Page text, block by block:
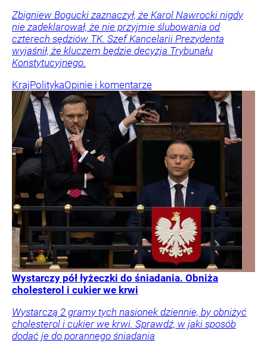
Zbigniew Bogucki zaznaczył, że Karol Nawrocki nigdy
nie zadeklarował, że nie przyjmie ślubowania od
czterech sędziów TK. Szef Kancelarii Prezydenta
wyjaśnił, że kluczem będzie decyzja Trybunału
Konstytucyjnego.
KrajPolitykaOpinie i komentarze
Wystarczy pół łyżeczki do śniadania. Obniża
cholesterol i cukier we krwi
Wystarczą 2 gramy tych nasionek dziennie, by obniżyć
cholesterol i cukier we krwi. Sprawdź, w jaki sposób
dodać je do porannego śniadania